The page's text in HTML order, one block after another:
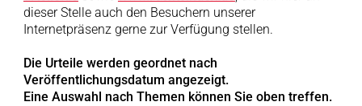
dieser Stelle auch den Besuchern unserer
Internetpräsenz gerne zur Verfügung stellen.
Die Urteile werden geordnet nach
Veröffentlichungsdatum angezeigt.
Eine Auswahl nach Themen können Sie oben treffen.